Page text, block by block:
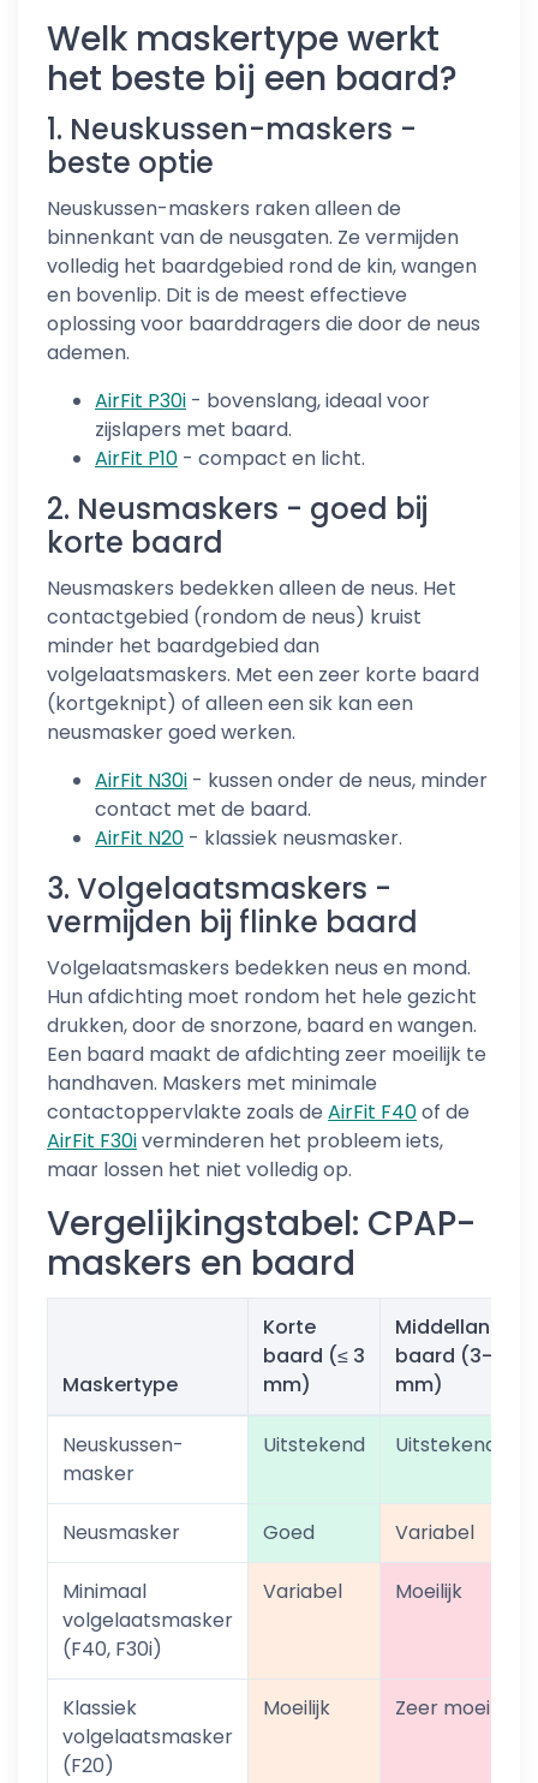
Welk maskertype werkt
het beste bij een baard?
1. Neuskussen-maskers -
beste optie
Neuskussen-maskers raken alleen de
binnenkant van de neusgaten. Ze vermijden
volledig het baardgebied rond de kin, wangen
en bovenlip. Dit is de meest effectieve
oplossing voor baarddragers die door de neus
ademen.
AirFit P30i - bovenslang, ideaal voor
zijslapers met baard.
AirFit P10 - compact en licht.
2. Neusmaskers - goed bij
korte baard
Neusmaskers bedekken alleen de neus. Het
contactgebied (rondom de neus) kruist
minder het baardgebied dan
volgelaatsmaskers. Met een zeer korte baard
(kortgeknipt) of alleen een sik kan een
neusmasker goed werken.
AirFit N30i - kussen onder de neus, minder
contact met de baard.
AirFit N20 - klassiek neusmasker.
3. Volgelaatsmaskers -
vermijden bij flinke baard
Volgelaatsmaskers bedekken neus en mond.
Hun afdichting moet rondom het hele gezicht
drukken, door de snorzone, baard en wangen.
Een baard maakt de afdichting zeer moeilijk te
handhaven. Maskers met minimale
contactoppervlakte zoals de AirFit F40of de
AirFit F30iverminderen het probleem iets,
maar lossen het niet volledig op.
Vergelijkingstabel: CPAP-
maskers en baard
Maskertype
Korte
baard (≤ 3
mm)
Middellange
baard (3-10
mm)
Neuskussen-
masker
Uitstekend Uitstekend
Neusmasker Goed Variabel
Minimaal
volgelaatsmasker
(F40, F30i)
Variabel Moeilijk
Klassiek
volgelaatsmasker
(F20)
Moeilijk Zeer moeilijk